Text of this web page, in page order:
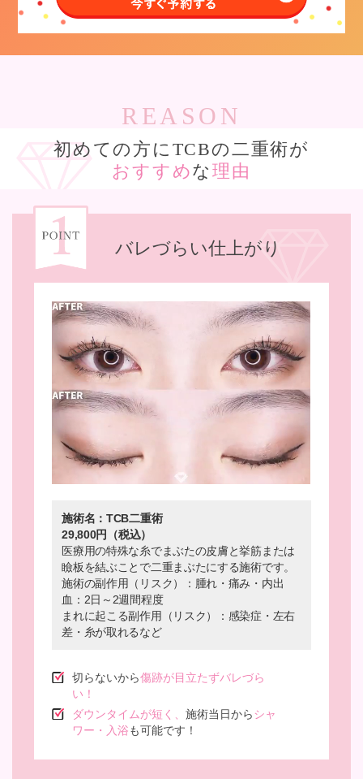
REASON
初めての方にTCBの二重術が
おすすめな理由
バレづらい仕上がり
施術名：TCB二重術
29,800円（税込）
医療用の特殊な糸でまぶたの皮膚と挙筋または
瞼板を結ぶことで二重まぶたにする施術です。
施術の副作用（リスク）：腫れ・痛み・内出
血：2日～2週間程度
まれに起こる副作用（リスク）：感染症・左右
差・糸が取れるなど
切らないから傷跡が目立たずバレづら
い！
ダウンタイムが短く、施術当日から シャ
ワー・入浴も可能です！